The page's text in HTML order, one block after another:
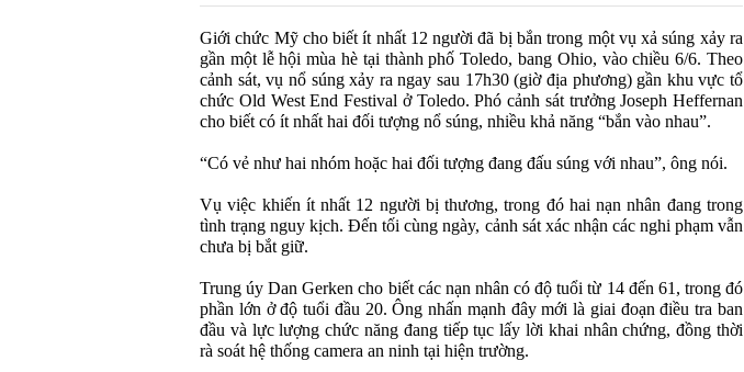
Giới chức Mỹ cho biết ít nhất 12 người đã bị bắn trong một vụ xả súng xảy ra
gần một lễ hội mùa hè tại thành phố Toledo, bang Ohio, vào chiều 6/6. Theo
cảnh sát, vụ nổ súng xảy ra ngay sau 17h30 (giờ địa phương) gần khu vực tổ
chức Old West End Festival ở Toledo. Phó cảnh sát trưởng Joseph Heffernan
cho biết có ít nhất hai đối tượng nổ súng, nhiều khả năng “bắn vào nhau”.
“Có vẻ như hai nhóm hoặc hai đối tượng đang đấu súng với nhau”, ông nói.
Vụ việc khiến ít nhất 12 người bị thương, trong đó hai nạn nhân đang trong
tình trạng nguy kịch. Đến tối cùng ngày, cảnh sát xác nhận các nghi phạm vẫn
chưa bị bắt giữ.
Trung úy Dan Gerken cho biết các nạn nhân có độ tuổi từ 14 đến 61, trong đó
phần lớn ở độ tuổi đầu 20. Ông nhấn mạnh đây mới là giai đoạn điều tra ban
đầu và lực lượng chức năng đang tiếp tục lấy lời khai nhân chứng, đồng thời
rà soát hệ thống camera an ninh tại hiện trường.